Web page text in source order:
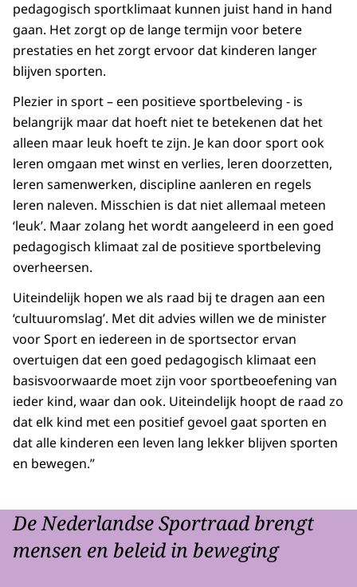
pedagogisch sportklimaat kunnen juist hand in hand
gaan. Het zorgt op de lange termijn voor betere
prestaties en het zorgt ervoor dat kinderen langer
blijven sporten.
Plezier in sport – een positieve sportbeleving - is
belangrijk maar dat hoeft niet te betekenen dat het
alleen maar leuk hoeft te zijn. Je kan door sport ook
leren omgaan met winst en verlies, leren doorzetten,
leren samenwerken, discipline aanleren en regels
leren naleven. Misschien is dat niet allemaal meteen
‘leuk’. Maar zolang het wordt aangeleerd in een goed
pedagogisch klimaat zal de positieve sportbeleving
overheersen.
Uiteindelijk hopen we als raad bij te dragen aan een
‘cultuuromslag’. Met dit advies willen we de minister
voor Sport en iedereen in de sportsector ervan
overtuigen dat een goed pedagogisch klimaat een
basisvoorwaarde moet zijn voor sportbeoefening van
ieder kind, waar dan ook. Uiteindelijk hoopt de raad zo
dat elk kind met een positief gevoel gaat sporten en
dat alle kinderen een leven lang lekker blijven sporten
en bewegen.”
De Nederlandse Sportraad brengt
mensen en beleid in beweging